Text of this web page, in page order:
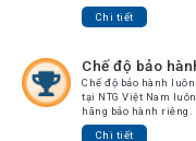
tức
Video
Chi tiết
Chế độ bảo
Chế độ bảo hành
tại NTG Việt Nam
hãng bảo hành riêng.
Chi tiết